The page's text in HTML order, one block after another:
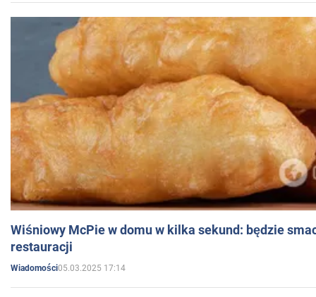
Wiśniowy McPie w domu w kilka sekund: będzie
restauracji
Wiadomości05.03.2025 17:14